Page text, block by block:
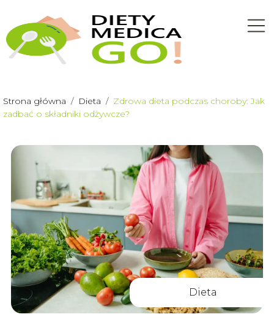
Strona główna / Dieta / Zdrowa dieta podczas choroby: Jak
zadbać o składniki odżywcze?
Dieta